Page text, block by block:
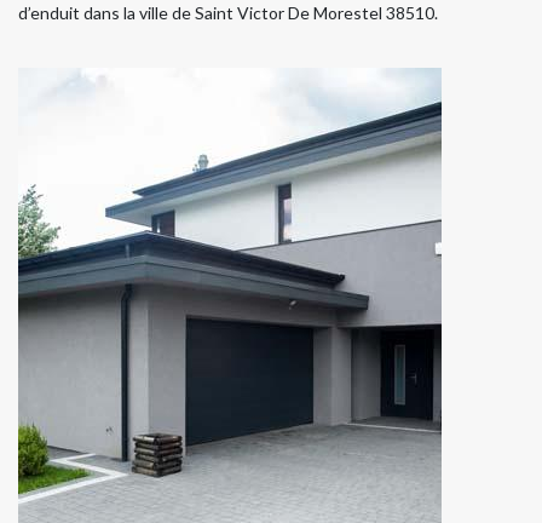
d’enduit dans la ville de Saint Victor De Morestel 38510.